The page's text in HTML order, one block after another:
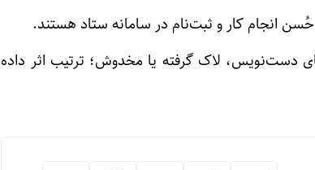
دست‌نویس، لاک‌ گرفته یا مخدوش؛ ترتیب اثر داده